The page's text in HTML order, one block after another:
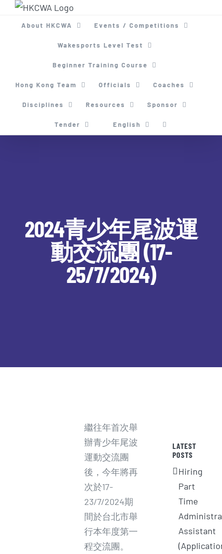
Skip
About HKCWA Events / Competitions
Wakesports Level Test
Beginner Training Course
Hong Kong Team Officials Coaches
Disciplines Resources Sponsor
Tender English
2024青少年尾波運
動交流團 (17-
25/7/2024)
繼往年首次舉
辦青少年尾波
運動交流團
後，今年將再
次於17-
23/7/2024期
間於台北市舉
行本年度第一
程交流團。
LATEST
POSTS
Hiring
Part
Time
Assistant